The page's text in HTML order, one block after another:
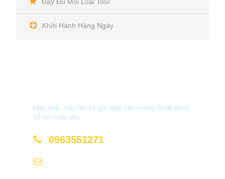
Khởi Hành Hàng Ngày
Hãy nhấc máy lên và gọi ngay cho chúng tôi để được
hỗ trợ miễn phí.
0963551271